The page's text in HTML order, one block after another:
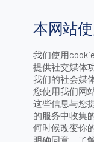
本网站使
我们使用
提供社交媒体
我们的社会媒
您使用我们网
这些信息与您
的服务中收集
何时候改变你
明确同意。了
按年份搜索